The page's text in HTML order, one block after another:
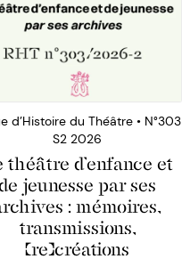
d’Histoire du Théâtre • N°303
S2 2026
théâtre d’enfance et
jeunesse par ses
: mémoires,
transmissions,
(re)créations